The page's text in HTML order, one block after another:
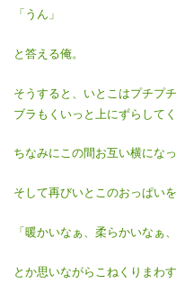
「うん」
と答える俺。
そうすると、いとこはプチプ
ブラもくいっと上にずらしてく
ちなみにこの間お互い横にな
そして再びいとこのおっぱいを
「暖かいなぁ、柔らかいなぁ
とか思いながらこねくりまわす